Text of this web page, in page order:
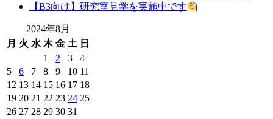
【B3向け】研究室見学を実施中です
2024年8月
月 火 水 木 金 土 日
1
2 3
4
5
6 7 8 9 10 11
12 13 14 15 16 17 18
19 20 21 22 23 24 25
26 27 28 29 30 31